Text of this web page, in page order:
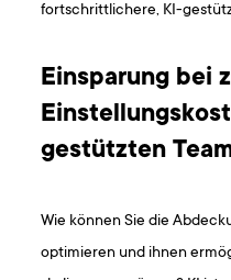
fortschrittlichere, KI-
Einsparung bei
gestützten
Wie können Sie die
optimieren und ihnen